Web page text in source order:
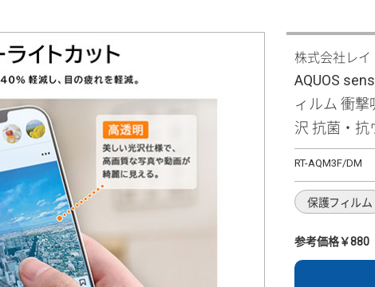
株式会社レイ
AQUOS
ィルム 衝撃
沢 抗菌・抗
RT-AQM3F/DM
保護フィルム
参考価格￥880